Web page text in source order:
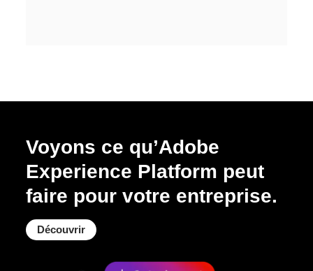
Voyons ce qu’Adobe
Experience Platform peut
faire pour votre entreprise.
Découvrir